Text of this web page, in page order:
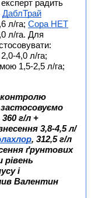
радить
ДаблТрай
л/га; Сора НЕТ
л/га. Для
4,0 л/га;
1,5-2,5 л/га;
контролю
360 г/л +
3,8-4,5 л/
, 312,5 г/л
ґрунтових
рівень
і
Валентин